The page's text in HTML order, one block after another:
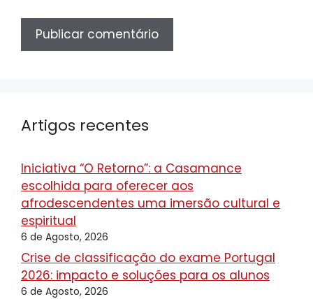
Artigos recentes
Iniciativa “O Retorno”: a Casamance
escolhida para oferecer aos
afrodescendentes uma imersão cultural e
espiritual
6 de Agosto, 2026
Crise de classificação do exame Portugal
2026: impacto e soluções para os alunos
6 de Agosto, 2026